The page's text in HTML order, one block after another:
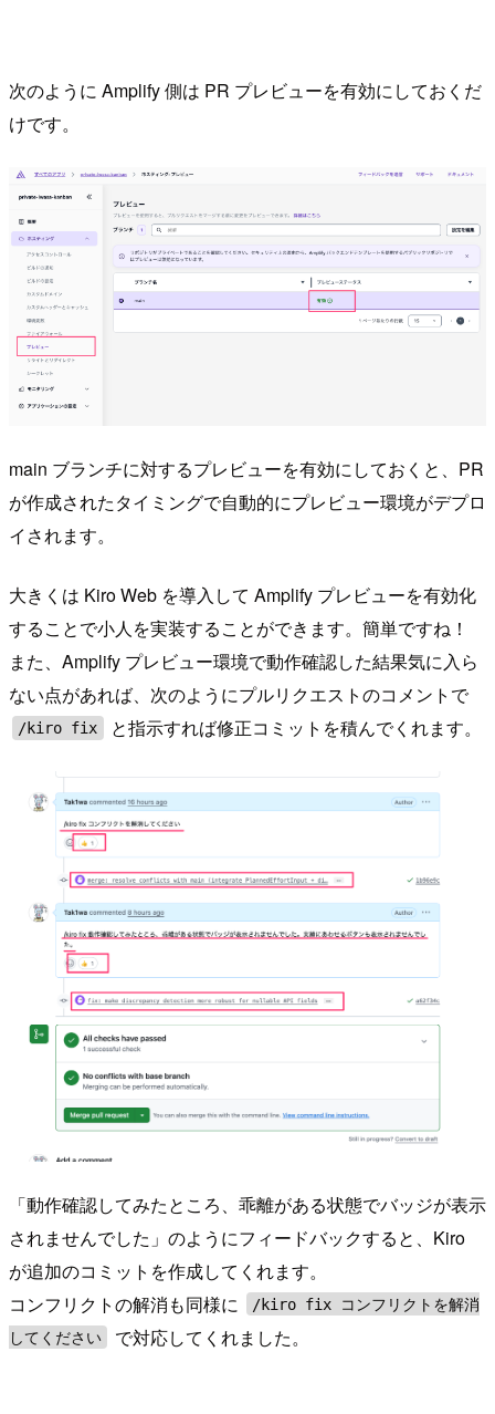
次のように Amplify 側は PR プレビューを有効にしておくだ
けです。
main ブランチに対するプレビューを有効にしておくと、PR
が作成されたタイミングで自動的にプレビュー環境がデプロ
イされます。
大きくは Kiro Web を導入して Amplify プレビューを有効化
することで小人を実装することができます。簡単ですね！
また、Amplify プレビュー環境で動作確認した結果気に入ら
ない点があれば、次のようにプルリクエストのコメントで
/kiro fix と指示すれば修正コミットを積んでくれます。
「動作確認してみたところ、乖離がある状態でバッジが表示
されませんでした」のようにフィードバックすると、Kiro
が追加のコミットを作成してくれます。
コンフリクトの解消も同様に
/kiro fix コンフリクトを解消
してください
で対応してくれました。